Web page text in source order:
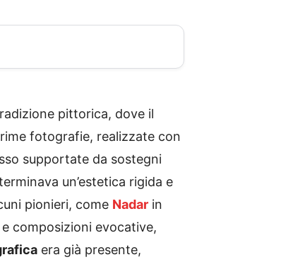
pittorica, dove il
fotografie, realizzate con
supportate da sostegni
un’estetica rigida e
pionieri, come Nadar in
composizioni evocative,
era già presente,